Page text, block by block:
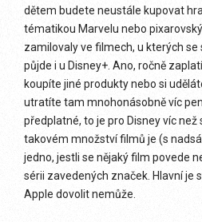
dětem budete neustále kupovat
tématikou Marvelu nebo
zamilovaly ve filmech, u kterých se
půjde i u Disney+. Ano, ročně
koupíte jiné produkty nebo si
utratíte tam mnohonásobně víc
předplatné, to je pro Disney víc než
takovém množství filmů je (s
jedno, jestli se nějaký film povede
sérii zavedených značek. Hlavní je
Apple dovolit nemůže.